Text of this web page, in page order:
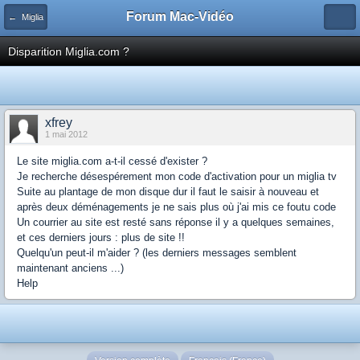
← Miglia Forum Mac-Vidéo
Disparition Miglia.com ?
xfrey
1 mai 2012
Le site miglia.com a-t-il cessé d'exister ?
Je recherche désespérement mon code d'activation pour un miglia tv
Suite au plantage de mon disque dur il faut le saisir à nouveau et
après deux déménagements je ne sais plus où j'ai mis ce foutu code
Un courrier au site est resté sans réponse il y a quelques semaines,
et ces derniers jours : plus de site !!
Quelqu'un peut-il m'aider ? (les derniers messages semblent
maintenant anciens ...)
Help